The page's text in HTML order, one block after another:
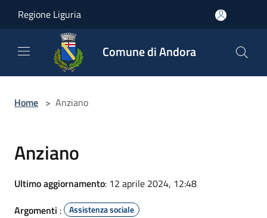
Regione Liguria
Comune di Andora
Home > Anziano
Anziano
Ultimo aggiornamento: 12 aprile 2024, 12:48
Argomenti : Assistenza sociale